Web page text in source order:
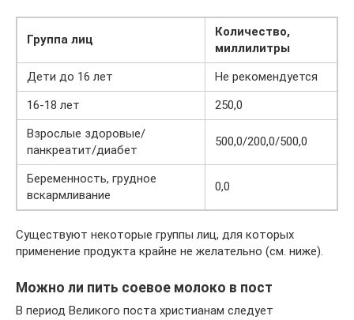
Группа лиц
Количество,
миллилитры
Дети до 16 лет
Не рекомендуется
16-18 лет
250,0
Взрослые здоровые/
панкреатит/диабет
500,0/200,0/500,0
Беременность, грудное
вскармливание
0,0
Существуют некоторые группы лиц, для которых
применение продукта крайне не желательно (см. ниже).
Можно ли пить соевое молоко в пост
В период Великого поста христианам следует